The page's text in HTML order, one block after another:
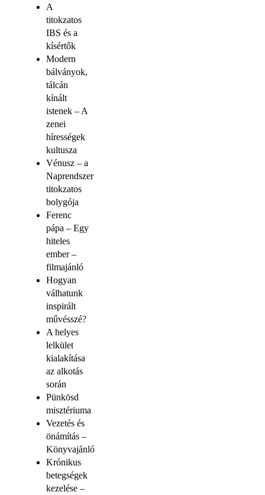
A
titokzatos
IBS és a
kísértők
Modern
bálványok,
tálcán
kínált
istenek – A
zenei
hírességek
kultusza
Vénusz – a
Naprendszer
titokzatos
bolygója
Ferenc
pápa – Egy
hiteles
ember –
filmajánló
Hogyan
válhatunk
inspirált
művésszé?
A helyes
lelkület
kialakítása
az alkotás
során
Pünkösd
misztériuma
Vezetés és
önámítás –
Könyvajánló
Krónikus
betegségek
kezelése –